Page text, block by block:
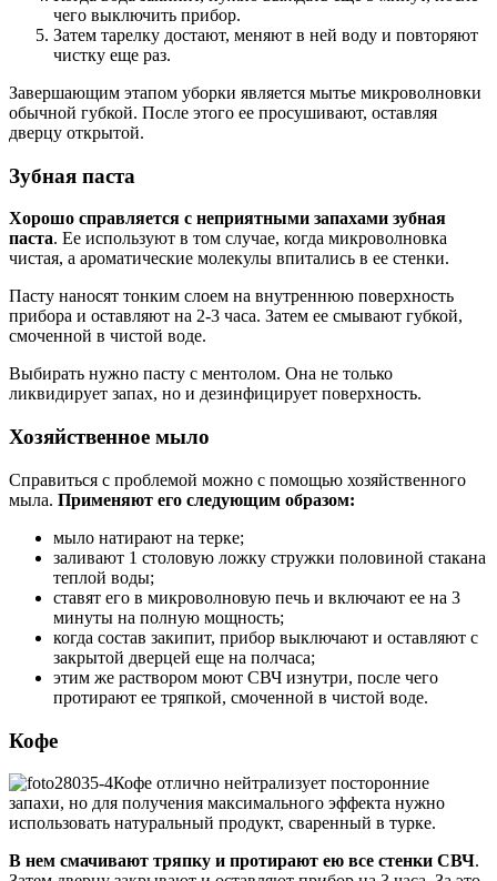
чего выключить прибор.
Затем тарелку достают, меняют в ней воду и повторяют
чистку еще раз.
Завершающим этапом уборки является мытье микроволновки
обычной губкой. После этого ее просушивают, оставляя
дверцу открытой.
Зубная паста
Хорошо справляется с неприятными запахами зубная
паста. Ее используют в том случае, когда микроволновка
чистая, а ароматические молекулы впитались в ее стенки.
Пасту наносят тонким слоем на внутреннюю поверхность
прибора и оставляют на 2-3 часа. Затем ее смывают губкой,
смоченной в чистой воде.
Выбирать нужно пасту с ментолом. Она не только
ликвидирует запах, но и дезинфицирует поверхность.
Хозяйственное мыло
Справиться с проблемой можно с помощью хозяйственного
мыла. Применяют его следующим образом:
мыло натирают на терке;
заливают 1 столовую ложку стружки половиной стакана
теплой воды;
ставят его в микроволновую печь и включают ее на 3
минуты на полную мощность;
когда состав закипит, прибор выключают и оставляют с
закрытой дверцей еще на полчаса;
этим же раствором моют СВЧ изнутри, после чего
протирают ее тряпкой, смоченной в чистой воде.
Кофе
Кофе отлично нейтрализует посторонние
запахи, но для получения максимального эффекта нужно
использовать натуральный продукт, сваренный в турке.
В нем смачивают тряпку и протирают ею все стенки СВЧ.